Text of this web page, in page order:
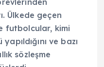
Ülkede geçen
futbolcular, kimi
ve bazı
sözleşme